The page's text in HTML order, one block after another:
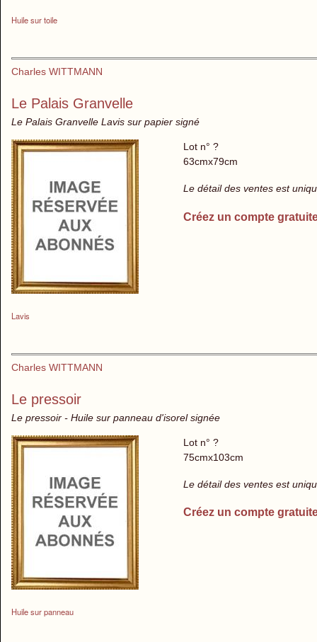
Huile sur toile
Charles WITTMANN
Le Palais Granvelle
Le Palais Granvelle Lavis sur papier signé
Lavis
Lot n° ?
63cmx79cm
Le détail des ventes est
Créez un compte
Charles WITTMANN
Le pressoir
Le pressoir - Huile sur panneau d'isorel signée
Huile sur panneau
Lot n° ?
75cmx103cm
Le détail des ventes est
Créez un compte